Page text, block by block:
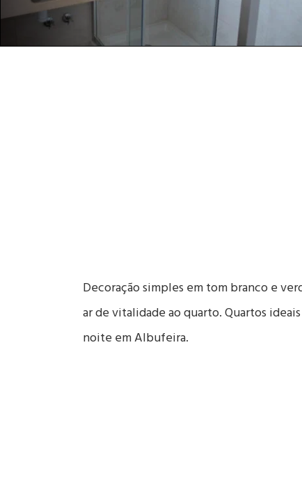
Decoração simples em tom branco e
ar de vitalidade ao quarto. Quartos
noite em Albufeira.